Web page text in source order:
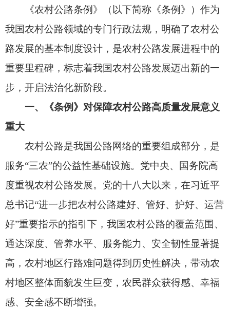
一、《条例》对保障农村公路高质量发展意义
重大
服务“三农”的公益性基础设施。党中央、国务院高
度重视农村公路发展。党的十八大以来，在习近平
总书记“进一步把农村公路建好、管好、护好、运营
好”重要指示的指引下，我国农村公路的覆盖范围、
通达深度、管养水平、服务能力、安全韧性显著提
村地区整体面貌发生巨变，农民群众获得感、幸福
感、安全感不断增强。
近年来，党中央、国务院相继印发《交通强国
建设纲要》《关于全面推进乡村振兴加快农业农村
现代化的意见》等纲领性文件，将农村公路发展放
划和推进，提出了更高的要求，赋予了新的使命任
务。2024年5月，习近平总书记对进一步做好“四好
农村路”建设作出重要指示，强调进一步完善政策法
规，提高治理能力，实施好新一轮农村公路提升行